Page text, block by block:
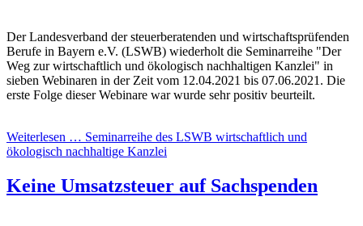
Der Landesverband der steuerberatenden und wirtschaftsprüfenden
Berufe in Bayern e.V. (LSWB) wiederholt die Seminarreihe "Der
Weg zur wirtschaftlich und ökologisch nachhaltigen Kanzlei" in
sieben Webinaren in der Zeit vom 12.04.2021 bis 07.06.2021. Die
erste Folge dieser Webinare war wurde sehr positiv beurteilt.
Weiterlesen … Seminarreihe des LSWB wirtschaftlich und
ökologisch nachhaltige Kanzlei
Keine Umsatzsteuer auf Sachspenden